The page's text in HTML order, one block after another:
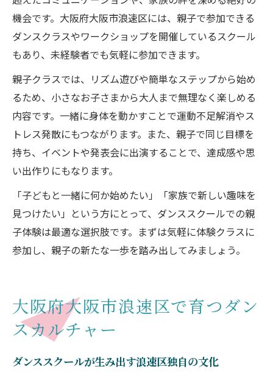
機会です。大阪府大阪市浪速区には、親子で参加できる
ダンスクラスやワークショップを開催しているスクール
もあり、未経験者でも気軽に参加できます。
親子クラスでは、リズム遊びや簡単なステップから始め
るため、小さなお子さまから大人まで無理なく楽しめる
内容です。一緒に身体を動かすことで運動不足解消やス
トレス発散にもつながります。また、親子で同じ目標を
持ち、イベントや発表会に出演することで、達成感や思
い出作りにもなります。
「子どもと一緒に何か始めたい」「家族で新しい趣味を
見つけたい」という方にとって、ダンススクールでの親
子体験は最適な選択肢です。まずは気軽に体験クラスに
参加し、親子の新たな一歩を踏み出してみましょう。
大阪府大阪市浪速区で育つダン
スカルチャー
ダンススクールが生み出す浪速区独自の文化